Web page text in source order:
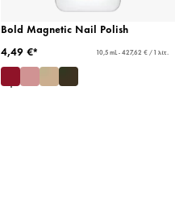
Bold Magnetic Nail Polish
4,49 €*
10,5 mL - 427,62 € / 1 λίτ.